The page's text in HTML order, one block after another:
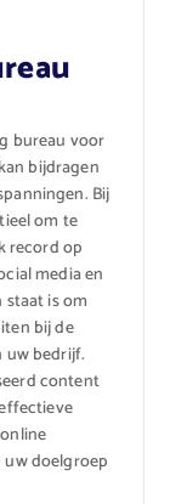
bureau voor
bijdragen
Bij
om te
record op
media en
is om
bij de
uw bedrijf.
content
doelgroep